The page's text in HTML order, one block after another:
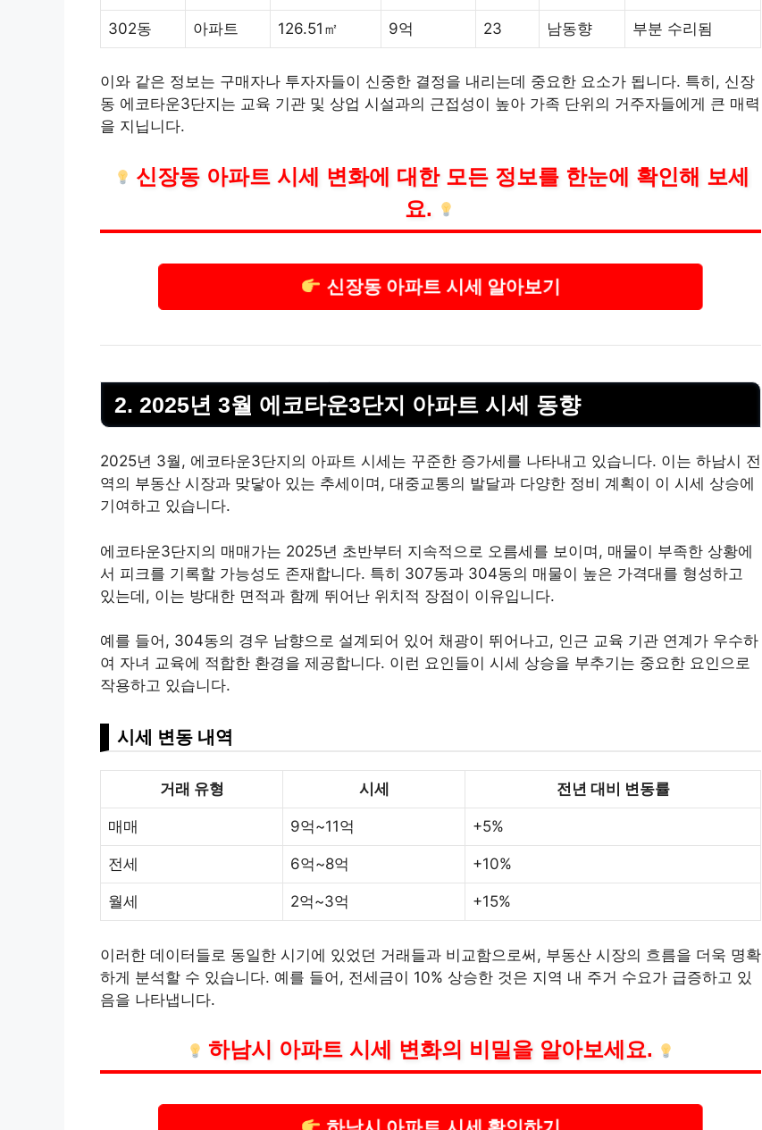
302동 아파트 126.51㎡ 9억 23 남동향 부분 수리됨
이와 같은 정보는 구매자나 투자자들이 신중한 결정을 내리는데 중요한 요소가 됩니다. 특히, 신장
동 에코타운3단지는 교육 기관 및 상업 시설과의 근접성이 높아 가족 단위의 거주자들에게 큰 매력
을 지닙니다.
신장동 아파트 시세 변화에 대한 모든 정보를 한눈에 확인해 보세
요.
신장동 아파트 시세 알아보기
2. 2025년 3월 에코타운3단지 아파트 시세 동향
2025년 3월, 에코타운3단지의 아파트 시세는 꾸준한 증가세를 나타내고 있습니다. 이는 하남시 전
역의 부동산 시장과 맞닿아 있는 추세이며, 대중교통의 발달과 다양한 정비 계획이 이 시세 상승에
기여하고 있습니다.
에코타운3단지의 매매가는 2025년 초반부터 지속적으로 오름세를 보이며, 매물이 부족한 상황에
서 피크를 기록할 가능성도 존재합니다. 특히 307동과 304동의 매물이 높은 가격대를 형성하고
있는데, 이는 방대한 면적과 함께 뛰어난 위치적 장점이 이유입니다.
예를 들어, 304동의 경우 남향으로 설계되어 있어 채광이 뛰어나고, 인근 교육 기관 연계가 우수하
여 자녀 교육에 적합한 환경을 제공합니다. 이런 요인들이 시세 상승을 부추기는 중요한 요인으로
작용하고 있습니다.
시세 변동 내역
거래 유형 시세 전년 대비 변동률
매매 9억~11억 +5%
전세 6억~8억 +10%
월세 2억~3억 +15%
이러한 데이터들로 동일한 시기에 있었던 거래들과 비교함으로써, 부동산 시장의 흐름을 더욱 명확
하게 분석할 수 있습니다. 예를 들어, 전세금이 10% 상승한 것은 지역 내 주거 수요가 급증하고 있
음을 나타냅니다.
하남시 아파트 시세 변화의 비밀을 알아보세요.